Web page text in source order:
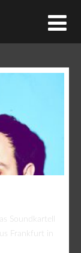
Soundkartell
Frankfurt in